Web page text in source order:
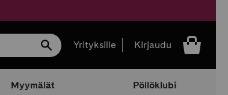
Hae Yrityksille Kirjaudu
Myymälät Pöllöklubi